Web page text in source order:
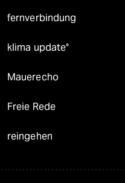
fernverbindung
klima update°
Mauerecho
Freie Rede
reingehen